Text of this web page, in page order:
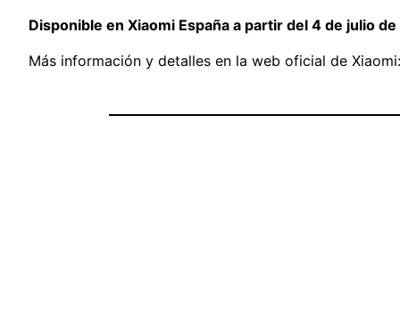
Disponible en Xiaomi España a partir del 4 de julio
Más información y detalles en la web oficial de Xiaomi: